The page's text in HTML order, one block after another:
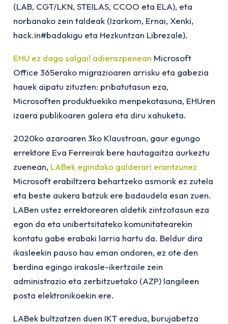
(LAB, CGT/LKN, STEILAS, CCOO eta ELA), eta
norbanako zein taldeak (Izarkom, Ernai, Xenki,
hack.in#badakigu eta Hezkuntzan Librezale).
EHU ez dago salgai! adierazpenean Microsoft
Office 365erako migrazioaren arrisku eta gabezia
hauek aipatu zituzten: pribatutasun eza,
Microsoften produktuekiko menpekotasuna, EHUren
izaera publikoaren galera eta diru xahuketa.
2020ko azaroaren 3ko Klaustroan, gaur egungo
errektore Eva Ferreirak bere hautagaitza aurkeztu
zuenean, LABek egindako galderari erantzunez
Microsoft erabiltzera behartzeko asmorik ez zutela
eta beste aukera batzuk ere badaudela esan zuen.
LABen ustez errektorearen aldetik zintzotasun eza
egon da eta unibertsitateko komunitatearekin
kontatu gabe erabaki larria hartu da. Beldur dira
ikasleekin pauso hau eman ondoren, ez ote den
berdina egingo irakasle-ikertzaile zein
administrazio eta zerbitzuetako (AZP) langileen
posta elektronikoekin ere.
LABek bultzatzen duen IKT eredua, burujabetza